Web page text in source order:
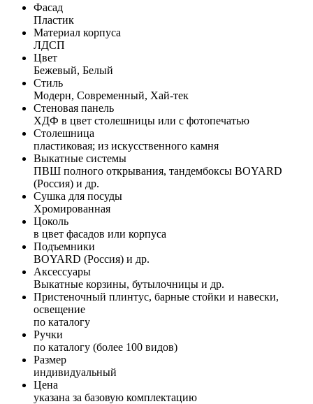
Фасад
Пластик
Материал корпуса
ЛДСП
Цвет
Бежевый, Белый
Стиль
Модерн, Современный, Хай-тек
Стеновая панель
ХДФ в цвет столешницы или с фотопечатью
Столешница
пластиковая; из искусственного камня
Выкатные системы
ПВШ полного открывания, тандембоксы BOYARD
(Россия) и др.
Сушка для посуды
Хромированная
Цоколь
в цвет фасадов или корпуса
Подъемники
BOYARD (Россия) и др.
Аксессуары
Выкатные корзины, бутылочницы и др.
Пристеночный плинтус, барные стойки и навески,
освещение
по каталогу
Ручки
по каталогу (более 100 видов)
Размер
индивидуальный
Цена
указана за базовую комплектацию